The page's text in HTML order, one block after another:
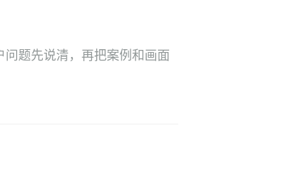
题先说清，再把案例和画面